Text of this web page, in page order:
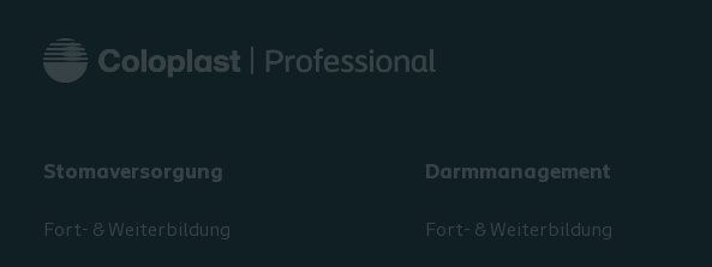
Stomaversorgung
Fort- & Weiterbildung
Darmmanagement
Fort- & Weiterbildung